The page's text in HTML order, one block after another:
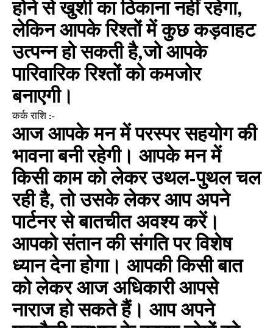
होने से खुशी का ठिकाना नहीं रहेगा,
लेकिन आपके रिश्तों में कुछ कड़वाहट
उत्पन्न हो सकती है,जो आपके
पारिवारिक रिश्तों को कमजोर
बनाएगी।
कर्क राशि :-
आज आपके मन में परस्पर सहयोग की
भावना बनी रहेगी। आपके मन में
किसी काम को लेकर उथल-पुथल चल
रही है, तो उसके लेकर आप अपने
पार्टनर से बातचीत अवश्य करें।
आपको संतान की संगति पर विशेष
ध्यान देना होगा। आपकी किसी बात
को लेकर आज अधिकारी आपसे
नाराज हो सकते हैं। आप अपने